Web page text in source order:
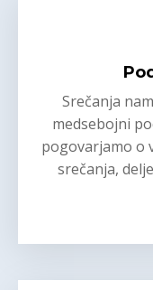
Srečanja
medsebojni
pogovarjamo o
srečanja,